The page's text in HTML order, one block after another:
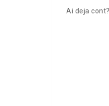
Ai deja cont?